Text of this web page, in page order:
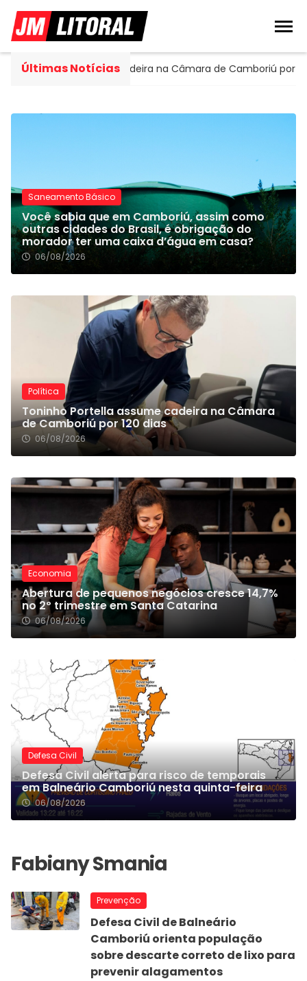
Últimas Notícias
assume cadeira na Câmara de Camboriú por 120 dias
Saneamento Básico
Você sabia que em Camboriú, assim como
outras cidades do Brasil, é obrigação do
morador ter uma caixa d’água em casa?
06/08/2026
Política
Toninho Portella assume cadeira na Câmara
de Camboriú por 120 dias
06/08/2026
Economia
Abertura de pequenos negócios cresce 14,7%
no 2º trimestre em Santa Catarina
06/08/2026
Defesa Civil
Defesa Civil alerta para risco de temporais
em Balneário Camboriú nesta quinta-feira
06/08/2026
Prevenção
Defesa Civil de Balneário
Camboriú orienta população
sobre descarte correto de lixo para
prevenir alagamentos